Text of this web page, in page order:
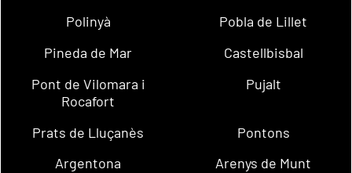
Polinyà
Pobla de Lillet
Pineda de Mar
Castellbisbal
Pont de Vilomara i
Rocafort
Pujalt
Prats de Lluçanès
Pontons
Argentona
Arenys de Munt